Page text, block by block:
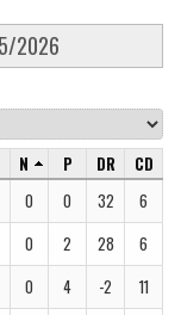
2026
N P DR
CD
0 0 32
6
0 2 28
6
0 4 -2
11